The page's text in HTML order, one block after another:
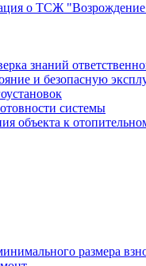
о ТСЖ
знаний
и безопасную
системы
объекта к
размера